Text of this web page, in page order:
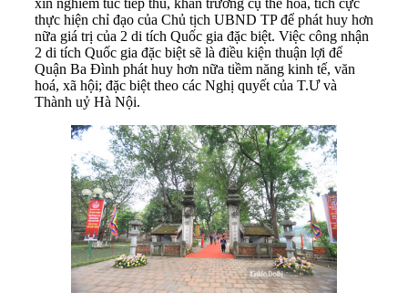
thực hiện chỉ đạo của Chủ tịch UBND TP để phát huy hơn
nữa giá trị của 2 di tích Quốc gia đặc biệt. Việc công nhận
2 di tích Quốc gia đặc biệt sẽ là điều kiện thuận lợi để
Quận Ba Đình phát huy hơn nữa tiềm năng kinh tế, văn
hoá, xã hội; đặc biệt theo các Nghị quyết của T.Ư và
Thành uỷ Hà Nội.